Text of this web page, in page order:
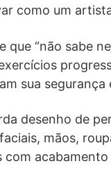
como um
que “não sabe
sua
desenho de
mãos,
com